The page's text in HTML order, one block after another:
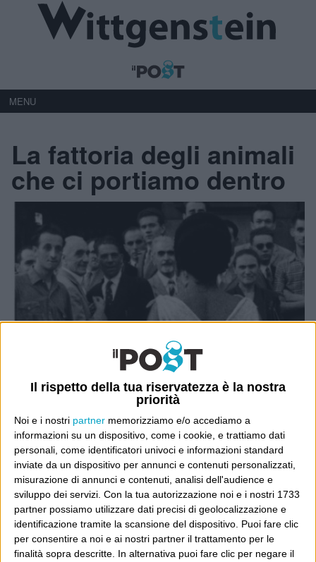
Il rispetto della tua riservatezza è la nostra
priorità
Noi e i nostri partner memorizziamo e/o accediamo a
informazioni su un dispositivo, come i cookie, e trattiamo dati
personali, come identificatori univoci e informazioni standard
inviate da un dispositivo per annunci e contenuti personalizzati,
misurazione di annunci e contenuti, analisi dell'audience e
sviluppo dei servizi. Con la tua autorizzazione noi e i nostri 1733
partner possiamo utilizzare dati precisi di geolocalizzazione e
identificazione tramite la scansione del dispositivo. Puoi fare clic
per consentire a noi e ai nostri partner il trattamento per le
finalità sopra descritte. In alternativa puoi fare clic per negare il
MENU
La fattoria degli animali
che ci portiamo dentro
Ultimi articoli
La sinistra de coccio